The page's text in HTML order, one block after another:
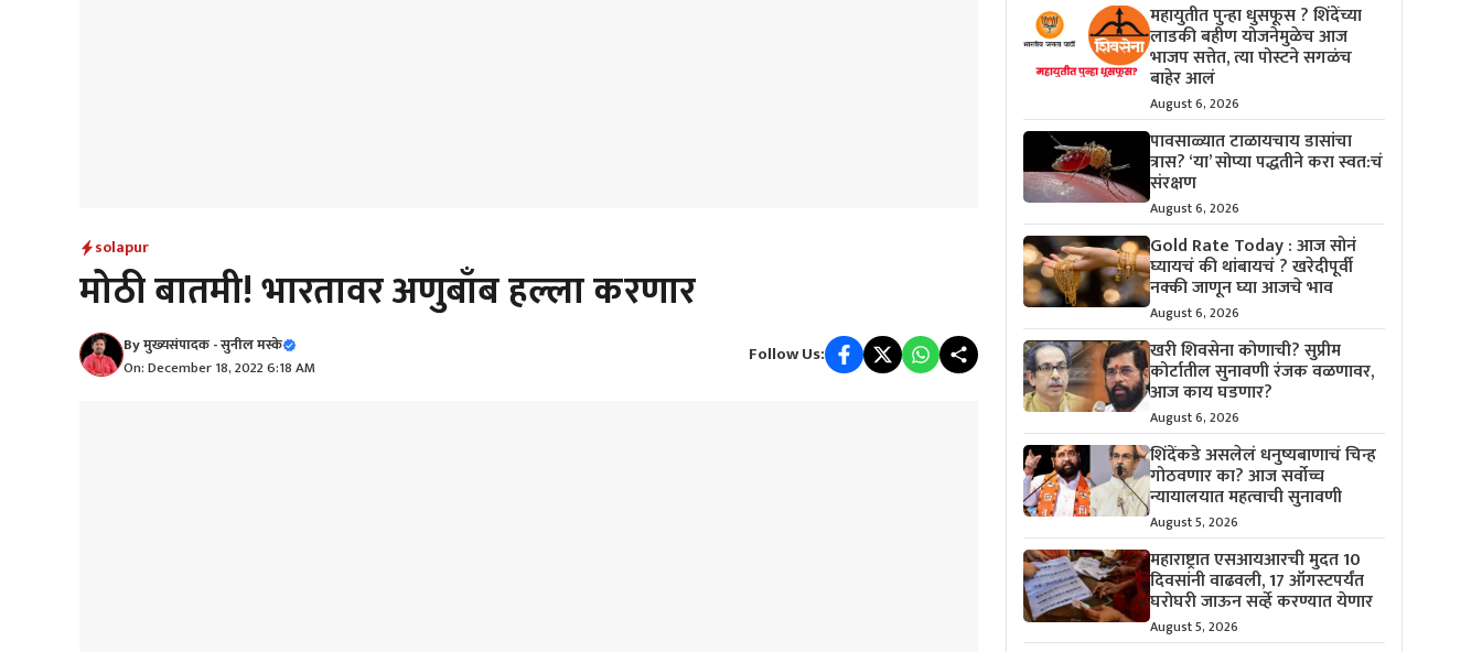
solapur
मोठी बातमी! भारतावर अणुबाँब हल्ला करणार
Byमुख्यसंपादक - सुनील मस्के
On: December 18, 2022 6:18 AM
Follow Us:
महायुतीत पुन्हा धुसफूस ? शिंदेंच्या
लाडकी बहीण योजनेमुळेच आज
भाजप सत्तेत, त्या पोस्टने सगळंच
बाहेर आलं
August 6, 2026
पावसाळ्यात टाळायचाय डासांचा
त्रास? ‘या’ सोप्या पद्धतीने करा स्वत:चं
संरक्षण
August 6, 2026
Gold Rate Today : आज सोनं
घ्यायचं की थांबायचं ? खरेदीपूर्वी
नक्की जाणून घ्या आजचे भाव
August 6, 2026
खरी शिवसेना कोणाची? सुप्रीम
कोर्टातील सुनावणी रंजक वळणावर,
आज काय घडणार?
August 6, 2026
शिंदेंकडे असलेलं धनुष्यबाणाचं चिन्ह
गोठवणार का? आज सर्वोच्च
न्यायालयात महत्वाची सुनावणी
August 5, 2026
महाराष्ट्रात एसआयआरची मुदत 10
दिवसांनी वाढवली, 17 ऑगस्टपर्यंत
घरोघरी जाऊन सर्व्हे करण्यात येणार
August 5, 2026